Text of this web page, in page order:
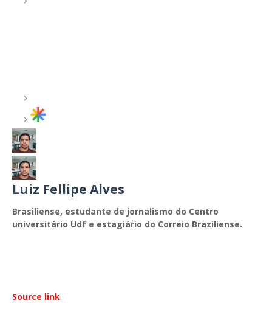
Luiz Fellipe Alves
Brasiliense, estudante de jornalismo do Centro
universitário Udf e estagiário do Correio Braziliense.
Source link